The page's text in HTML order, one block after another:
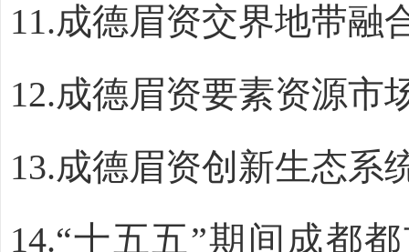
11.成德眉资交界地带融
12.成德眉资要素资源市
13.成德眉资创新生态系
14.“十五五”期间成都